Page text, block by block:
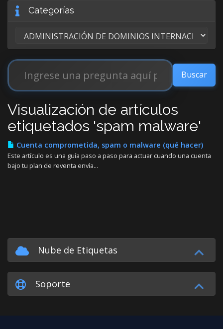
Categorías
Visualización de artículos
etiquetados 'spam malware'
Cuenta comprometida, spam o malware (qué hacer)
Este artículo es una guía paso a paso para actuar cuando una cuenta
bajo tu plan de reventa envía...
Nube de Etiquetas
Soporte